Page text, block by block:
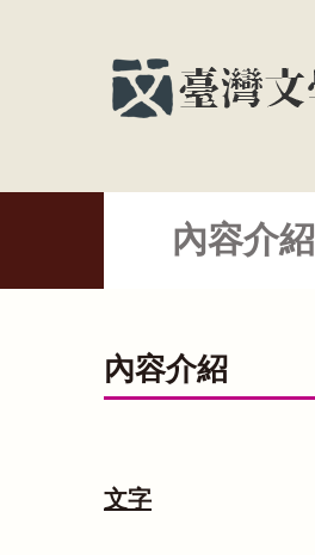
內容介紹
內容介紹
文字